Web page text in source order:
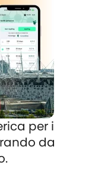
per i
da